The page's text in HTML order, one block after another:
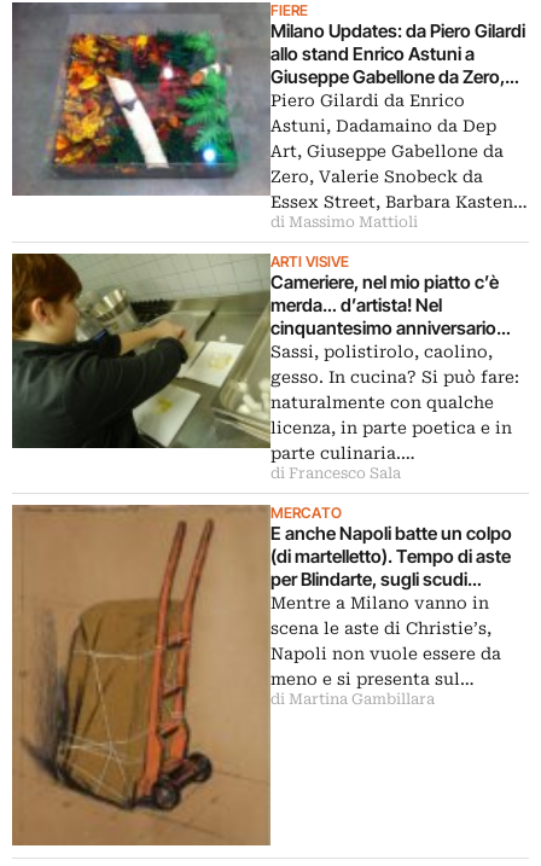
FIERE
Milano Updates: da Piero Gilardi
allo stand Enrico Astuni a
Giuseppe Gabellone da Zero,
ecco tutti gli acquisti a Miart
della Fondazione Fiera Milano
Piero Gilardi da Enrico
Astuni, Dadamaino da Dep
Art, Giuseppe Gabellone da
Zero, Valerie Snobeck da
Essex Street, Barbara Kasten…
di Massimo Mattioli
ARTI VISIVE
Cameriere, nel mio piatto c’è
merda… d’artista! Nel
cinquantesimo anniversario
della scomparsa i Frigoriferi
Milanesi celebrano Piero
Manzoni: ai fornelli la nipote
chef, che inaugura una serie di
cene ispirate ai grandi nel
Novecento
Sassi, polistirolo, caolino,
gesso. In cucina? Si può fare:
naturalmente con qualche
licenza, in parte poetica e in
parte culinaria.…
di Francesco Sala
MERCATO
E anche Napoli batte un colpo
(di martelletto). Tempo di aste
per Blindarte, sugli scudi
Christo, Francis Alÿs e Angelo
Morbelli
Mentre a Milano vanno in
scena le aste di Christie’s,
Napoli non vuole essere da
meno e si presenta sul…
di Martina Gambillara